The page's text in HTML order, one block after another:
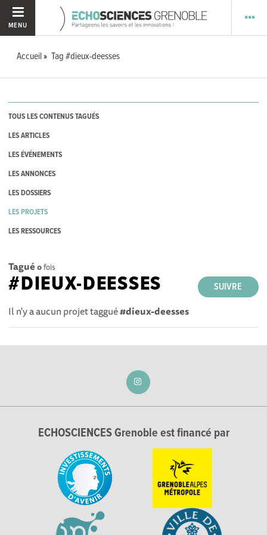
MENU
Accueil Tag #dieux-deesses
TOUS LES CONTENUS TAGUÉS
LES ARTICLES
LES ÉVÉNEMENTS
LES ANNONCES
LES DOSSIERS
LES PROJETS
LES RESSOURCES
Tagué 0fois
SUIVRE
#DIEUX-DEESSES
Il n'y a aucun projet taggué#dieux-deesses
ECHOSCIENCES Grenoble est financé par